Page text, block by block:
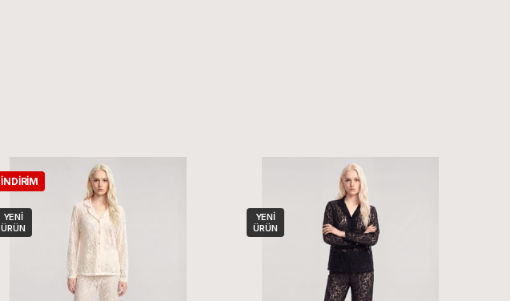
İNDIRIM
YENI
ÜRÜN
YENI
ÜRÜN